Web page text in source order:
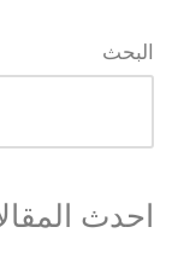
البحث
احدث